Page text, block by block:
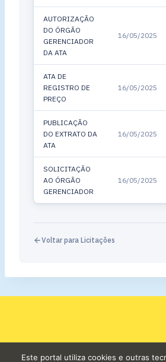
AUTORIZAÇÃO
DO ÓRGÃO
GERENCIADOR
DA ATA
16/05/2025
ATA DE
REGISTRO DE
PREÇO
16/05/2025
PUBLICAÇÃO
DO EXTRATO DA
ATA
16/05/2025
SOLICITAÇÃO
AO ÓRGÃO
GERENCIADOR
16/05/2025
Voltar para Licitações
Este portal utiliza cookies e outras